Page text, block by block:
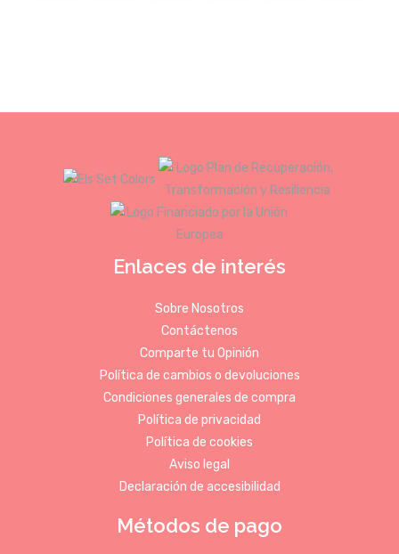
Enlaces de interés
Sobre Nosotros
Contáctenos
Comparte tu Opinión
Política de cambios o devoluciones
Condiciones generales de compra
Política de privacidad
Política de cookies
Aviso legal
Declaración de accesibilidad
Métodos de pago